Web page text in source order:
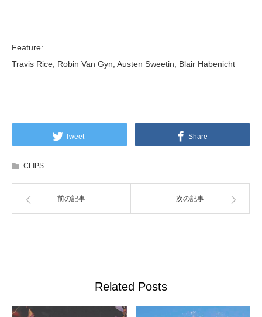
Feature:
Travis Rice, Robin Van Gyn, Austen Sweetin, Blair Habenicht
Tweet Share
CLIPS
前の記事 次の記事
Related Posts